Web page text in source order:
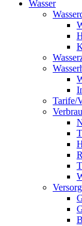
Wasser
Tarife/